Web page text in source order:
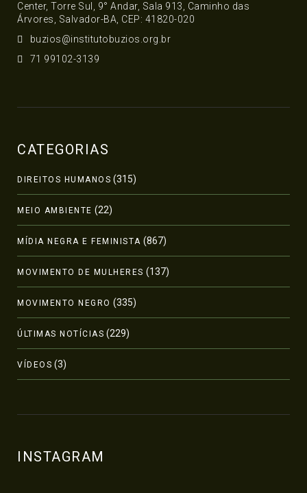
Center, Torre Sul, 9° Andar, Sala 913, Caminho das
Árvores, Salvador-BA, CEP: 41820-020
buzios@institutobuzios.org.br
71 99102-3139
CATEGORIAS
DIREITOS HUMANOS (315)
MEIO AMBIENTE (22)
MÍDIA NEGRA E FEMINISTA (867)
MOVIMENTO DE MULHERES (137)
MOVIMENTO NEGRO (335)
ÚLTIMAS NOTÍCIAS (229)
VÍDEOS (3)
INSTAGRAM